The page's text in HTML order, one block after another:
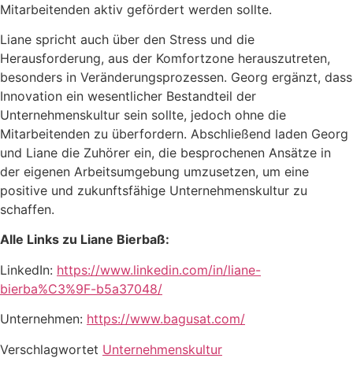
Mitarbeitenden aktiv gefördert werden sollte.
Liane spricht auch über den Stress und die
Herausforderung, aus der Komfortzone herauszutreten,
besonders in Veränderungsprozessen. Georg ergänzt, dass
Innovation ein wesentlicher Bestandteil der
Unternehmenskultur sein sollte, jedoch ohne die
Mitarbeitenden zu überfordern. Abschließend laden Georg
und Liane die Zuhörer ein, die besprochenen Ansätze in
der eigenen Arbeitsumgebung umzusetzen, um eine
positive und zukunftsfähige Unternehmenskultur zu
schaffen.
Alle Links zu Liane Bierbaß:
LinkedIn: https://www.linkedin.com/in/liane-
bierba%C3%9F-b5a37048/
Unternehmen: https://www.bagusat.com/
Verschlagwortet Unternehmenskultur